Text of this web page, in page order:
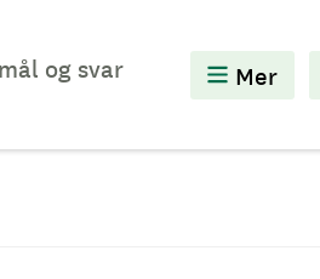
og svar Mer